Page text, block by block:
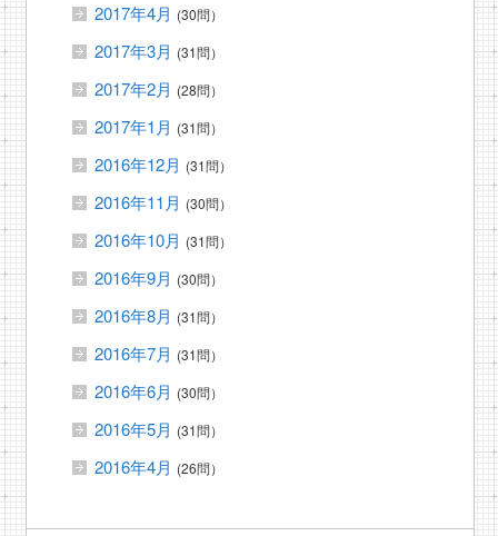
2017年4月 (30問）
2017年3月 (31問）
2017年2月 (28問）
2017年1月 (31問）
2016年12月 (31問）
2016年11月 (30問）
2016年10月 (31問）
2016年9月 (30問）
2016年8月 (31問）
2016年7月 (31問）
2016年6月 (30問）
2016年5月 (31問）
2016年4月 (26問）